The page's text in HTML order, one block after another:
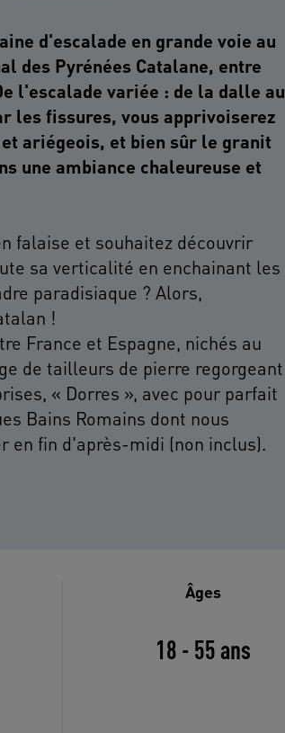
d'escalade en grande voie au
des Pyrénées Catalane, entre
l'escalade variée : de la dalle au
les fissures, vous apprivoiserez
ariégeois, et bien sûr le granit
une ambiance chaleureuse et
falaise et souhaitez découvrir
sa verticalité en enchainant les
paradisiaque ? Alors,
!
France et Espagne, nichés au
de tailleurs de pierre regorgeant
« Dorres », avec pour parfait
Bains Romains dont nous
en fin d'après-midi (non inclus).
Âges
18 - 55 ans